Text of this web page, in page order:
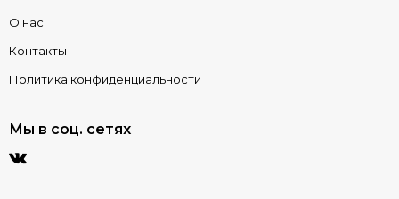
О нас
Контакты
Политика конфиденциальности
Мы в соц. сетях